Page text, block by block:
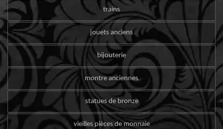
trains
jouets anciens
bijouterie
montre anciennes
statues de bronze
vieilles pièces de monnaie